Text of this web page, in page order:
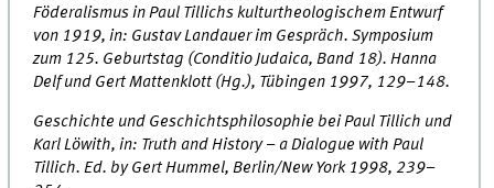
Föderalismus in Paul Tillichs kulturtheologischem Entwurf
von 1919, in: Gustav Landauer im Gespräch. Symposium
zum 125. Geburtstag (Conditio Judaica, Band 18). Hanna
Delf und Gert Mattenklott (Hg.), Tübingen 1997, 129–148.
Geschichte und Geschichtsphilosophie bei Paul Tillich und
Karl Löwith, in: Truth and History – a Dialogue with Paul
Tillich. Ed. by Gert Hummel, Berlin/New York 1998, 239–